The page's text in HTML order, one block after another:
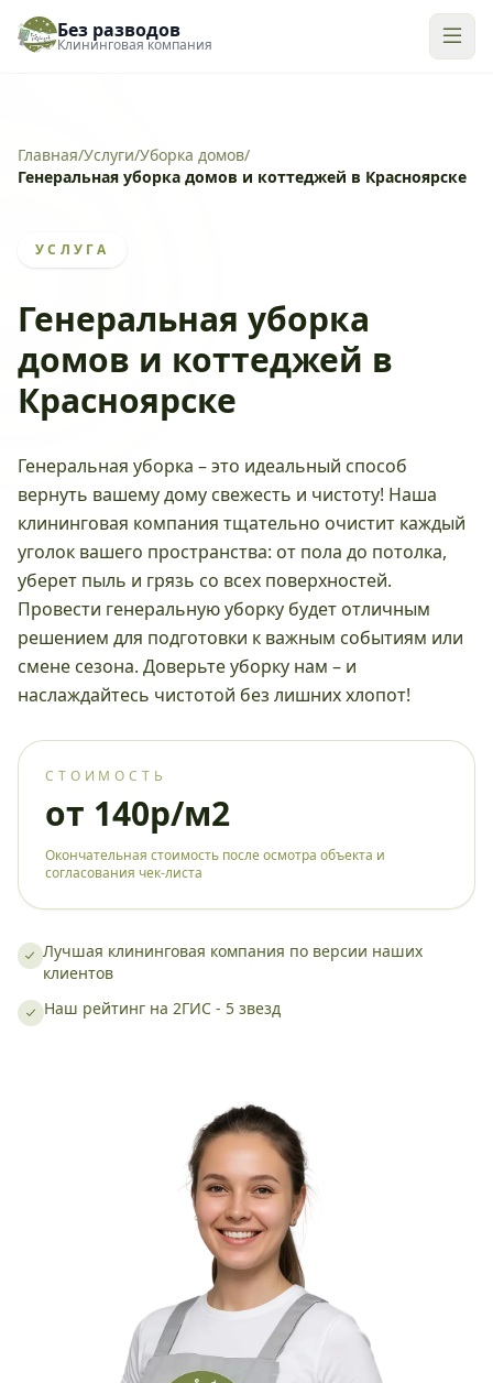
Без разводов
Клининговая компания
Главная/Услуги/Уборка домов/
Генеральная уборка домов и коттеджей в Красноярске
УСЛУГА
Генеральная уборка
домов и коттеджей в
Красноярске
Генеральная уборка – это идеальный способ
вернуть вашему дому свежесть и чистоту! Наша
клининговая компания тщательно очистит каждый
уголок вашего пространства: от пола до потолка,
уберет пыль и грязь со всех поверхностей.
Провести генеральную уборку будет отличным
решением для подготовки к важным событиям или
смене сезона. Доверьте уборку нам – и
наслаждайтесь чистотой без лишних хлопот!
СТОИМОСТЬ
от 140р/м2
Окончательная стоимость после осмотра объекта и
согласования чек-листа
Лучшая клининговая компания по версии наших
клиентов
Наш рейтинг на 2ГИС - 5 звезд